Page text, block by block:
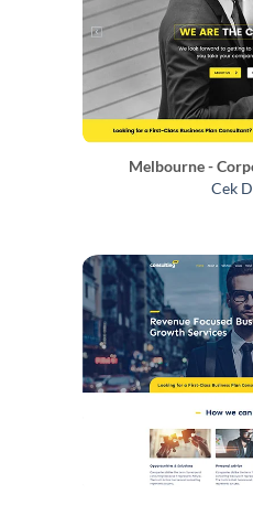
Melbourne -
Cek